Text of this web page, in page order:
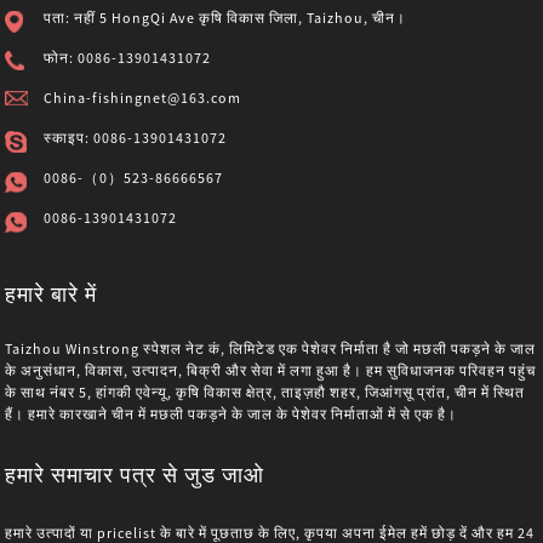
पता: नहीं 5 HongQi Ave कृषि विकास जिला, Taizhou, चीन।
फोन: 0086-13901431072
China-fishingnet@163.com
स्काइप: 0086-13901431072
0086-（0）523-86666567
0086-13901431072
हमारे बारे में
Taizhou Winstrong स्पेशल नेट कं, लिमिटेड एक पेशेवर निर्माता है जो मछली पकड़ने के जाल
के अनुसंधान, विकास, उत्पादन, बिक्री और सेवा में लगा हुआ है। हम सुविधाजनक परिवहन पहुंच
के साथ नंबर 5, हांगकी एवेन्यू, कृषि विकास क्षेत्र, ताइज़हौ शहर, जिआंगसू प्रांत, चीन में स्थित
हैं। हमारे कारखाने चीन में मछली पकड़ने के जाल के पेशेवर निर्माताओं में से एक है।
हमारे समाचार पत्र से जुड जाओ
हमारे उत्पादों या pricelist के बारे में पूछताछ के लिए, कृपया अपना ईमेल हमें छोड़ दें और हम 24